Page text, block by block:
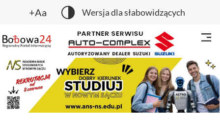
+Aa Wersja dla słabowidzących